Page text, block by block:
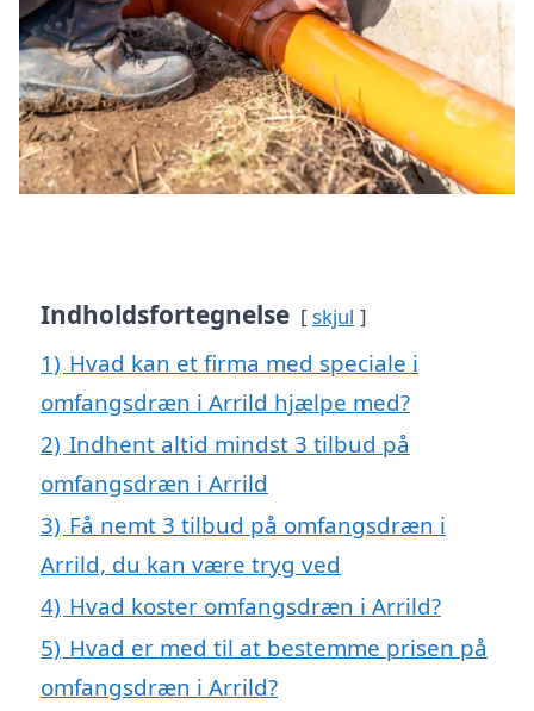
Indholdsfortegnelse skjul
1) Hvad kan et firma med speciale i
omfangsdræn i Arrild hjælpe med?
2) Indhent altid mindst 3 tilbud på
omfangsdræn i Arrild
3) Få nemt 3 tilbud på omfangsdræn i
Arrild, du kan være tryg ved
4) Hvad koster omfangsdræn i Arrild?
5) Hvad er med til at bestemme prisen på
omfangsdræn i Arrild?